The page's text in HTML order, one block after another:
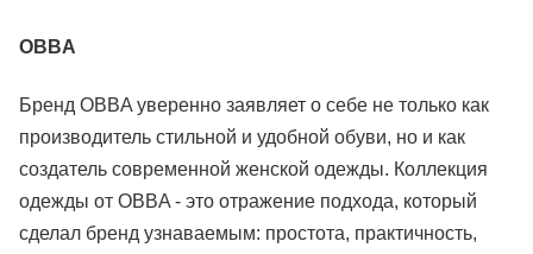
OBBA
Бренд OBBA уверенно заявляет о себе не только как
производитель стильной и удобной обуви, но и как
создатель современной женской одежды. Коллекция
одежды от OBBA - это отражение подхода, который
сделал бренд узнаваемым: простота, практичность,